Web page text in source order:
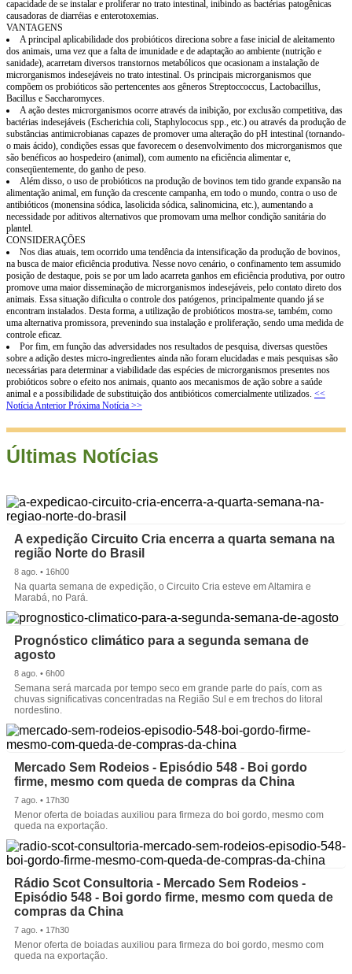
capacidade de se instalar e proliferar no trato intestinal, inibindo as bactérias patogênicas
causadoras de diarréias e enterotoxemias.
VANTAGENS
A principal aplicabilidade dos probióticos direciona sobre a fase inicial de aleitamento
dos animais, uma vez que a falta de imunidade e de adaptação ao ambiente (nutrição e
sanidade), acarretam diversos transtornos metabólicos que ocasionam a instalação de
microrganismos indesejáveis no trato intestinal. Os principais microrganismos que
compõem os probióticos são pertencentes aos gêneros Streptoccoccus, Lactobacillus,
Bacillus e Saccharomyces.
A ação destes microrganismos ocorre através da inibição, por exclusão competitiva, das
bactérias indesejáveis (Escherichia coli, Staphylococus spp., etc.) ou através da produção de
substâncias antimicrobianas capazes de promover uma alteração do pH intestinal (tornando-
o mais ácido), condições essas que favorecem o desenvolvimento dos microrganismos que
são benéficos ao hospedeiro (animal), com aumento na eficiência alimentar e,
conseqüentemente, do ganho de peso.
Além disso, o uso de probióticos na produção de bovinos tem tido grande expansão na
alimentação animal, em função da crescente campanha, em todo o mundo, contra o uso de
antibióticos (monensina sódica, lasolicida sódica, salinomicina, etc.), aumentando a
necessidade por aditivos alternativos que promovam uma melhor condição sanitária do
plantel.
CONSIDERAÇÕES
Nos dias atuais, tem ocorrido uma tendência da intensificação da produção de bovinos,
na busca de maior eficiência produtiva. Nesse novo cenário, o confinamento tem assumido
posição de destaque, pois se por um lado acarreta ganhos em eficiência produtiva, por outro
promove uma maior disseminação de microrganismos indesejáveis, pelo contato direto dos
animais. Essa situação dificulta o controle dos patógenos, principalmente quando já se
encontram instalados. Desta forma, a utilização de probióticos mostra-se, também, como
uma alternativa promissora, prevenindo sua instalação e proliferação, sendo uma medida de
controle eficaz.
Por fim, em função das adversidades nos resultados de pesquisa, diversas questões
sobre a adição destes micro-ingredientes ainda não foram elucidadas e mais pesquisas são
necessárias para determinar a viabilidade das espécies de microrganismos presentes nos
probióticos sobre o efeito nos animais, quanto aos mecanismos de ação sobre a saúde
animal e a possibilidade de substituição dos antibióticos comercialmente utilizados. <<
Notícia Anterior Próxima Notícia >>
Últimas Notícias
A expedição Circuito Cria encerra a quarta semana na
região Norte do Brasil
8 ago. • 16h00
Na quarta semana de expedição, o Circuito Cria esteve em Altamira e
Marabá, no Pará.
Prognóstico climático para a segunda semana de
agosto
8 ago. • 6h00
Semana será marcada por tempo seco em grande parte do país, com as
chuvas significativas concentradas na Região Sul e em trechos do litoral
nordestino.
Mercado Sem Rodeios - Episódio 548 - Boi gordo
firme, mesmo com queda de compras da China
7 ago. • 17h30
Menor oferta de boiadas auxiliou para firmeza do boi gordo, mesmo com
queda na exportação.
Rádio Scot Consultoria - Mercado Sem Rodeios -
Episódio 548 - Boi gordo firme, mesmo com queda de
compras da China
7 ago. • 17h30
Menor oferta de boiadas auxiliou para firmeza do boi gordo, mesmo com
queda na exportação.